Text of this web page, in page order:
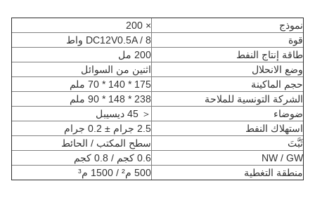
نموذج
× 200
قوة
DC12V0.5A / 8 واط
طاقة إنتاج النفط
200 مل
وضع الانحلال
اثنين من السوائل
حجم الماكينة
175 * 140 * 70 ملم
الشركة التونسية للملاحة
238 * 148 * 90 ملم
ضوضاء
＜ 45 ديسيبل
استهلاك النفط
2.5 جرام ± 0.2 جرام
ثَبَّتَ
سطح المكتب / الحائط
NW / GW
0.6 كجم / 0.8 كجم
منطقة التغطية
500 م² / 1500 م³